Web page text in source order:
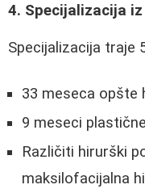
4. Specijalizacija
Specijalizacija traje
33 meseca opšte
9 meseci
Različiti hirurški
maksilofacijalna